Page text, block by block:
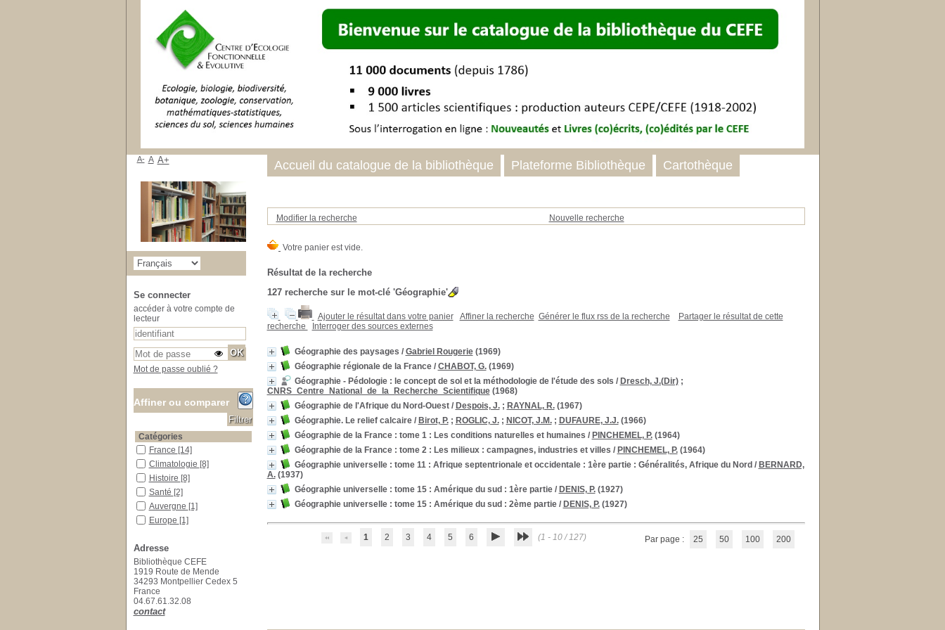
Modifier la recherche Nouvelle recherche
Résultat de la recherche
127recherche sur le mot-clé 'Géographie'
Ajouter le résultat dans votre panier Affiner la recherche Générer le flux rss de la recherche
Partager le résultat de cette
recherche
Interroger des sources externes
Géographie des paysages / Gabriel Rougerie(1969)
Géographie régionale de la France/ CHABOT, G.(1969)
Géographie - Pédologie : le concept de sol et la méthodologie de l'étude des sols / Dresch, J.(Dir);
CNRS_Centre_National_de_la_Recherche_Scientifique(1968)
Géographie de l'Afrique du Nord-Ouest/ Despois, J.; RAYNAL, R.(1967)
Géographie. Le relief calcaire/ Birot, P.; ROGLIC, J.; NICOT, J.M.; DUFAURE, J.J.(1966)
Géographie de la France : tome 1 : Les conditions naturelles et humaines / PINCHEMEL, P.(1964)
Géographie de la France : tome 2 : Les milieux : campagnes, industries et villes / PINCHEMEL, P.(1964)
Géographie universelle : tome 11 : Afrique septentrionale et occidentale : 1ère partie : Généralités, Afrique du Nord / BERNARD,
A.(1937)
Géographie universelle : tome 15 : Amérique du sud : 1ère partie/ DENIS, P.(1927)
Géographie universelle : tome 15 : Amérique du sud : 2ème partie/ DENIS, P.(1927)
1 2 3 4 5 6 (1 - 10 / 127) Par page : 25 50 100 200
Accueil du catalogue de la bibliothèque Plateforme Bibliothèque Cartothèque
A- A A+
Se connecter
accéder à votre compte de
lecteur
Mot de passe oublié ?
Affiner ou comparer
Catégories
FranceFrance [14]
Climatologie
Climatologie [8]
HistoireHistoire [8]
SantéSanté [2]
Auvergne
Auvergne [1]
EuropeEurope [1]
Localisation
Localisation inconnue
Localisation inconnue
Salle des ouvrages
Salle des ouvrages[110]
Salle des périodiques Le Houérou
Salle des périodiques Le
Houérou[16]
Section
Adresse
Bibliothèque CEFE
1919 Route de Mende
34293 Montpellier Cedex 5
France
04.67.61.32.08
contact